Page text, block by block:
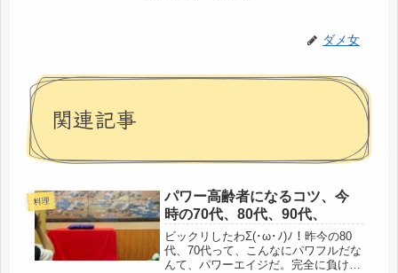
ダメ女
関連記事
料理
パワー高齢者になるコツ、今
時の70代、80代、90代、
ビックリしたわΣ(･ω･ﾉ)ﾉ！昨今の80
代、70代って、こんなにパワフルだな
んて、パワーエイジだ。完全に負けて